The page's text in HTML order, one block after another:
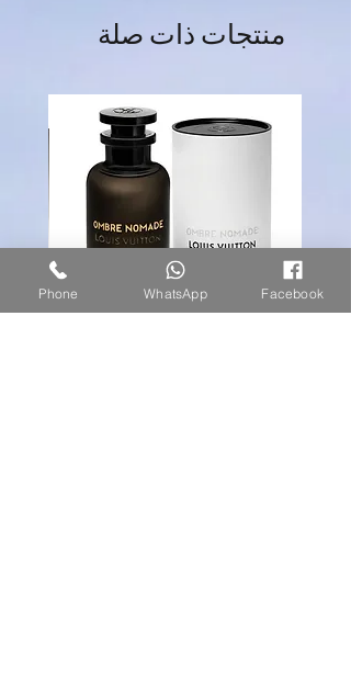
منتجات ذات صلة
Phone WhatsApp Facebook